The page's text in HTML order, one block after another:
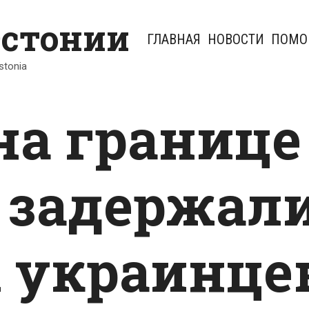
ГЛАВНАЯ НОВОСТИ
границе